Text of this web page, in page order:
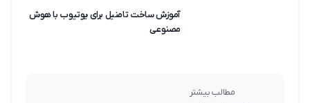
آموزش ساخت تامنیل برای یوتیوب با هوش
مصنوعی
مطالب بیشتر